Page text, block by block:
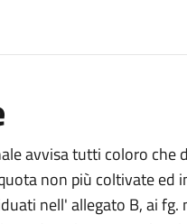
avvisa tutti coloro che
non più coltivate ed
nell' allegato B, ai fg.